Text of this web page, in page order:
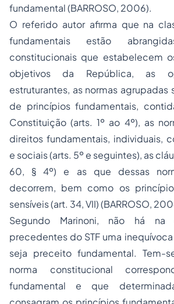
fundamental (BARROSO, 2006).
O referido autor afirma que na
fundamentais estão
constitucionais que estabelecem
objetivos da República, as
estruturantes, as normas
de princípios fundamentais,
Constituição (arts. 1º ao 4º), as
direitos fundamentais, individuais,
e sociais (arts. 5º e seguintes), as
60, § 4º) e as que dessas
decorrem, bem como os
sensíveis (art. 34, VII) (BARROSO,
Segundo Marinoni, não há
precedentes do STF uma
seja preceito fundamental. Tem-
norma constitucional
fundamental e que